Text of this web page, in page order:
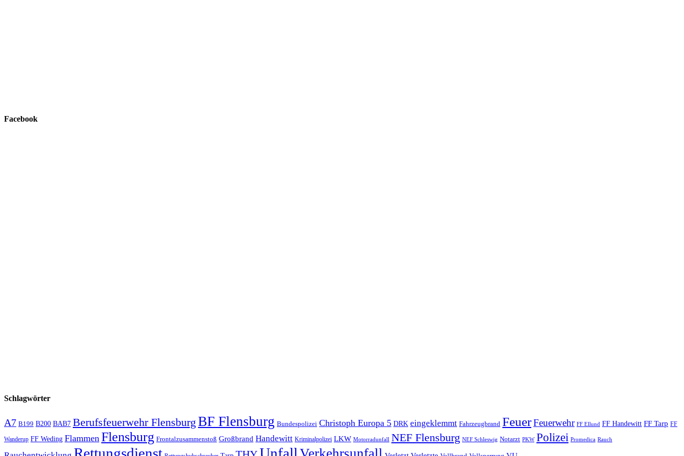
Facebook
Schlagwörter
A7 B199 B200 BAB7 Berufsfeuerwehr Flensburg BF Flensburg Bundespolizei Christoph Europa 5 DRK eingeklemmt Fahrzeugbrand FeuerFeuerwehr FF Ellund FF Handewitt FF Tarp FF
Wanderup FF Weding Flammen Flensburg Frontalzusammenstoß Großbrand Handewitt Kriminalpolizei LKW Motorradunfall NEF Flensburg NEF Schleswig Notarzt PKW Polizei Promedica Rauch